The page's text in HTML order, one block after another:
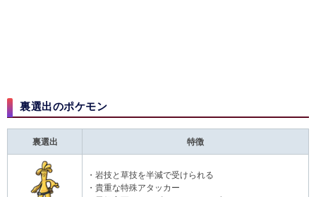
裏選出のポケモン​
裏選出 特徴
・岩技と草技を半減で受けられる
・貴重な特殊アタッカー